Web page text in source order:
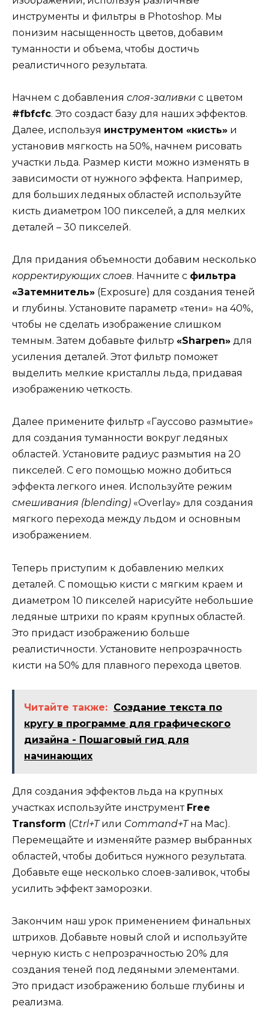
инструменты и фильтры в Photoshop. Мы
понизим насыщенность цветов, добавим
туманности и объема, чтобы достичь
реалистичного результата.
Начнем с добавления слоя-заливки с цветом
#fbfcfc. Это создаст базу для наших эффектов.
Далее, используя инструментом «кисть» и
установив мягкость на 50%, начнем рисовать
участки льда. Размер кисти можно изменять в
зависимости от нужного эффекта. Например,
для больших ледяных областей используйте
кисть диаметром 100 пикселей, а для мелких
деталей – 30 пикселей.
Для придания объемности добавим несколько
корректирующих слоев. Начните с фильтра
«Затемнитель» (Exposure) для создания теней
и глубины. Установите параметр «тени» на 40%,
чтобы не сделать изображение слишком
темным. Затем добавьте фильтр «Sharpen» для
усиления деталей. Этот фильтр поможет
выделить мелкие кристаллы льда, придавая
изображению четкость.
Далее примените фильтр «Гауссово размытие»
для создания туманности вокруг ледяных
областей. Установите радиус размытия на 20
пикселей. С его помощью можно добиться
эффекта легкого инея. Используйте режим
смешивания (blending) «Overlay» для создания
мягкого перехода между льдом и основным
изображением.
Теперь приступим к добавлению мелких
деталей. С помощью кисти с мягким краем и
диаметром 10 пикселей нарисуйте небольшие
ледяные штрихи по краям крупных областей.
Это придаст изображению больше
реалистичности. Установите непрозрачность
кисти на 50% для плавного перехода цветов.
Читайте также: Создание текста по
кругу в программе для графического
дизайна - Пошаговый гид для
начинающих
Для создания эффектов льда на крупных
участках используйте инструмент Free
Transform (Ctrl+Tили Command+Tна Mac).
Перемещайте и изменяйте размер выбранных
областей, чтобы добиться нужного результата.
Добавьте еще несколько слоев-заливок, чтобы
усилить эффект заморозки.
Закончим наш урок применением финальных
штрихов. Добавьте новый слой и используйте
черную кисть с непрозрачностью 20% для
создания теней под ледяными элементами.
Это придаст изображению больше глубины и
реализма.